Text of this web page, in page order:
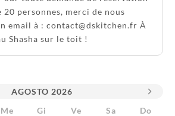
20 personnes, merci de nous
email à : contact@dskitchen.fr À
Shasha sur le toit !
AGOSTO 2026
Me Gi Ve Sa Do